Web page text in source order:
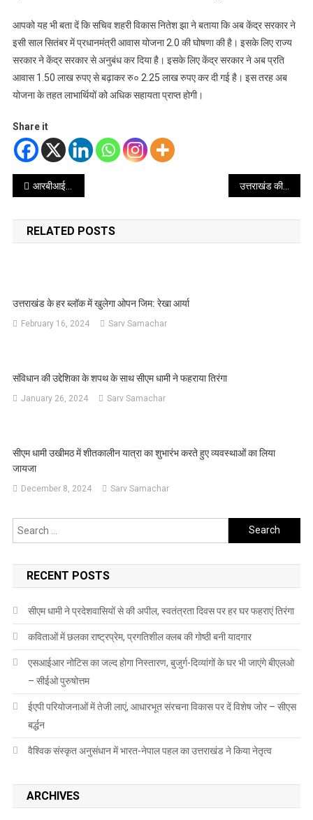
आपको यह भी बता दें कि सचिव शहरी विकास नितेश झा ने बताया कि अब केंद्र सरकार ने
इसी साल सितंबर में प्रधानमंत्री आवास योजना 2.0 की घोषणा की है। इसके लिए राज्य
सरकार ने केंद्र सरकार से अनुबंध कर दिया है। इसके लिए केंद्र सरकार ने अब प्रति
आवास 1.50 लाख रुपए से बढ़ाकर रु० 2.25 लाख रुपए कर दी गई है। इस तरह अब
योजना के तहत लाभार्थियों को अधिक सहायता प्राप्त होगी।
Share it
Post
navigation
आरबीआई90 क्विज़ का जोनल राउंड में आईआईटी रुड़की की टीम ने मारी बाजी उत्तराखंड की ग्रीष्मकालीन राजधानी गैरसैंण ब्लॉक का सारकोट गांव बनेगा मुख्यमंत्री आदर्श गांव
RELATED POSTS
उत्तराखंड के हर ब्लॉक में खुलेगा ओपन जिम: रेखा आर्या
February 16, 2024 Sarv Samachar
संविधान की उद्देशिका के शपथ के साथ सीएम धामी ने फहराया तिरंगा
January 26, 2024 Sarv Samachar
सीएम धामी उखीमठ में शीतकालीन यात्रा का शुभारंभ करते हुए व्यवस्थाओं का लिया
जायजा
December 8, 2024 Sarv Samachar
Search
for:
RECENT POSTS
सीएम धामी ने प्रदेशवासियों से की अपील, स्वतंत्रता दिवस पर हर घर फहराएं तिरंगा
कविताओं में छलका राष्ट्रप्रेम, प्रगतिशील क्लब की गोष्ठी बनी यादगार
एसआईआर नोटिस का जल्द होगा निस्तारण, बुजुर्ग-दिव्यांगों के घर भी जाएंगे बीएलओ
– सीईओ पुरुषोत्तम
ईएपी परियोजनाओं में तेजी लाएं, आधारभूत संरचना विकास पर दें विशेष जोर – सीएस
बर्द्धन
वैश्विक संस्कृत अनुसंधान में भारत-नेपाल पहल का उत्तराखंड ने किया नेतृत्व
ARCHIVES